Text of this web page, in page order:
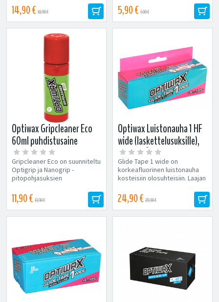
14,90 € 18,90 € 5,90 € 7,00 €
Optiwax Gripcleaner Eco
60ml puhdistusaine
Gripcleaner Eco on suunniteltu
Optigrip ja Nanogrip -
pitopohjasuksien
Gripcleaner...
11,90 € 13,90 €
Optiwax Luistonauha 1 HF
wide (laskettelusuksille),
+5...-10°C
Glide Tape 1 wide on
korkeafluorinen luistonauha
kosteisiin olosuhteisiin. Laajan
24,90 € 29,90 €